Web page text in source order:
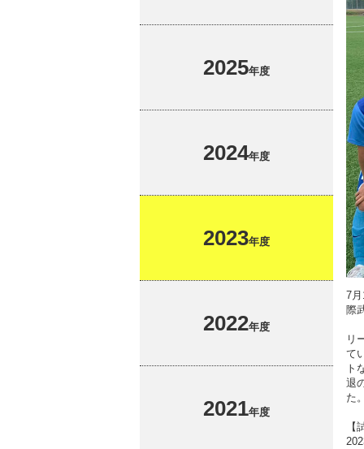
キャンパスマップ
ハラス
江戸川
教員組
IR推進
外部提
2025年度
2024年度
2023年度
2022年度
2021年度
7
際
リ
て
ト
退
た
【